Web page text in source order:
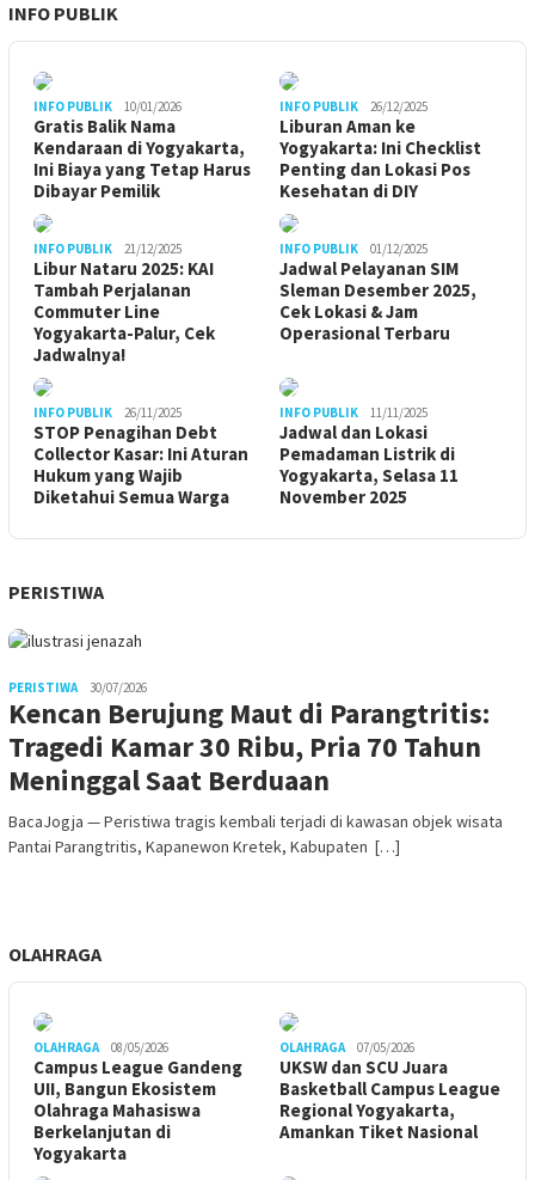
INFO PUBLIK
INFO PUBLIK 10/01/2026
Gratis Balik Nama
Kendaraan di Yogyakarta,
Ini Biaya yang Tetap Harus
Dibayar Pemilik
INFO PUBLIK 26/12/2025
Liburan Aman ke
Yogyakarta: Ini Checklist
Penting dan Lokasi Pos
Kesehatan di DIY
INFO PUBLIK 21/12/2025
Libur Nataru 2025: KAI
Tambah Perjalanan
Commuter Line
Yogyakarta-Palur, Cek
Jadwalnya!
INFO PUBLIK 01/12/2025
Jadwal Pelayanan SIM
Sleman Desember 2025,
Cek Lokasi & Jam
Operasional Terbaru
INFO PUBLIK 26/11/2025
STOP Penagihan Debt
Collector Kasar: Ini Aturan
Hukum yang Wajib
Diketahui Semua Warga
INFO PUBLIK 11/11/2025
Jadwal dan Lokasi
Pemadaman Listrik di
Yogyakarta, Selasa 11
November 2025
PERISTIWA
PERISTIWA 30/07/2026
Kencan Berujung Maut di Parangtritis:
Tragedi Kamar 30 Ribu, Pria 70 Tahun
Meninggal Saat Berduaan
BacaJogja — Peristiwa tragis kembali terjadi di kawasan objek wisata
Pantai Parangtritis, Kapanewon Kretek, Kabupaten […]
OLAHRAGA
OLAHRAGA 08/05/2026
Campus League Gandeng
UII, Bangun Ekosistem
Olahraga Mahasiswa
Berkelanjutan di
Yogyakarta
OLAHRAGA 07/05/2026
UKSW dan SCU Juara
Basketball Campus League
Regional Yogyakarta,
Amankan Tiket Nasional